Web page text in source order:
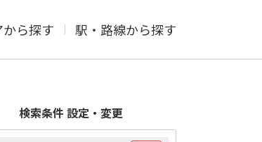
ら探す 駅・路線から探す
検索条件 設定・変更